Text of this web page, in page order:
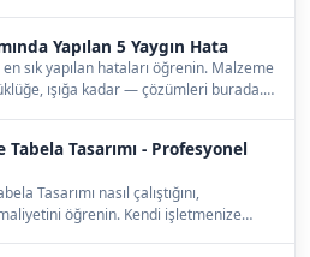
Yapılan 5 Yaygın Hata
sık yapılan hataları öğrenin. Malzeme
ışığa kadar — çözümleri burada.…
Tabela Tasarımı - Profesyonel
Tasarımı nasıl çalıştığını,
öğrenin. Kendi işletmenize